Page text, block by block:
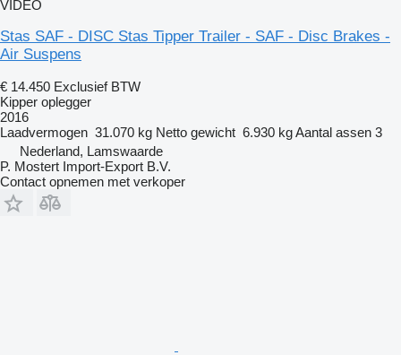
VIDEO
Stas SAF - DISC Stas Tipper Trailer - SAF - Disc Brakes -
Air Suspens
€ 14.450 Exclusief BTW
Kipper oplegger
2016
Laadvermogen 31.070 kg Netto gewicht 6.930 kgAantal assen 3
Nederland, Lamswaarde
P. Mostert Import-Export B.V.
Contact opnemen met verkoper